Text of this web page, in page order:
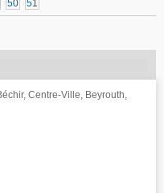
50 51
Centre-Ville, Beyrouth,